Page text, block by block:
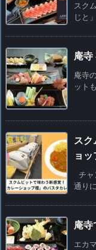
スク
じと
庵
庵寺
ット
スク
ョ
チャ
通り
庵寺
エカ